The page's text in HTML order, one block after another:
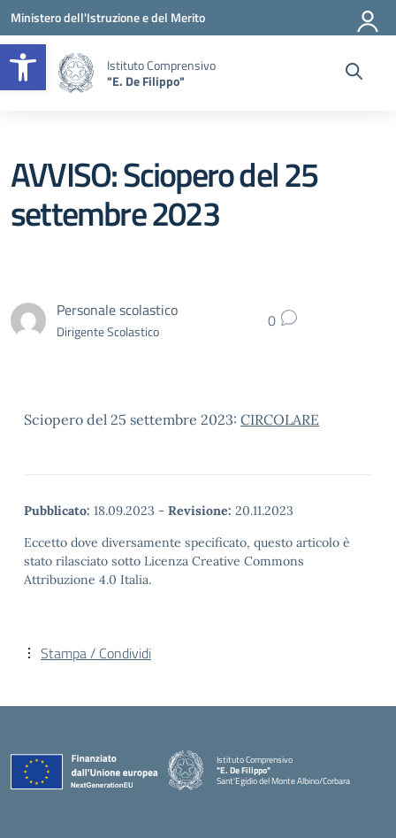
Apri la barra degli strumenti
Vai ai contenuti
Vai al menu di navigazione
Vai al footer
Ministero dell'Istruzione e del Merito
Istituto Comprensivo
"E. De Filippo"
AVVISO: Sciopero del 25
settembre 2023
Personale scolastico
Dirigente Scolastico 0
Sciopero del 25 settembre 2023: CIRCOLARE
Pubblicato: 18.09.2023 - Revisione: 20.11.2023
Eccetto dove diversamente specificato, questo articolo è
stato rilasciato sotto Licenza Creative Commons
Attribuzione 4.0 Italia.
Stampa / Condividi
Istituto Comprensivo
"E. De Filippo"
Sant'Egidio del Monte Albino/Corbara